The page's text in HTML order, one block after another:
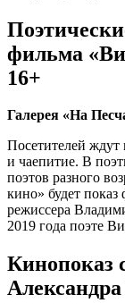
фильма
16+
Галерея «На
Посетителей ждут
и чаепитие. В
поэтов разного
кино» будет
режиссера
2019 года поэте
Кинопоказ